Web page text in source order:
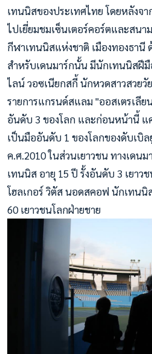
เทนนิสของประเทศไทย โดยหลังจ
ไปเยี่ยมชมเซ็นเตอร์คอร์ตและสน
กีฬาเทนนิสแห่งชาติ เมืองทองธานี
สำหรับเดนมาร์กนั้น มีนักเทนนิสฝีมื
ไลน์ วอซเนียกสกี้ นักหวดสาวสวยวั
รายการแกรนด์สแลม "ออสเตรเลี
อันดับ 3 ของโลก และก่อนหน้านี้ แ
เป็นมืออันดับ 1 ของโลกของดับเบิ
ค.ศ.2010 ในส่วนเยาวชน ทางเดน
เทนนิส อายุ 15 ปี รั้งอันดับ 3 เยา
โฮลเกอร์ วิตัส นอดสคอฟ นักเทน
60 เยาวชนโลกฝ่ายชาย